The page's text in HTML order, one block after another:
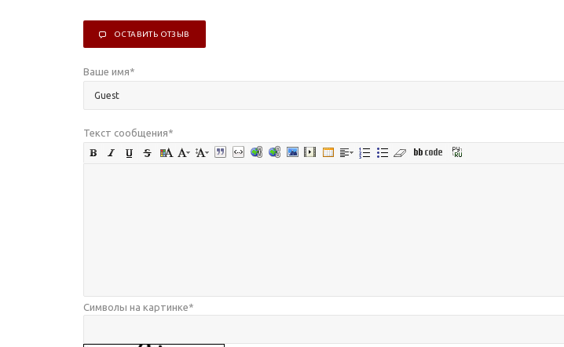
ОСТАВИТЬ ОТЗЫВ
Ваше имя*
Текст сообщения*
Символы на картинке*